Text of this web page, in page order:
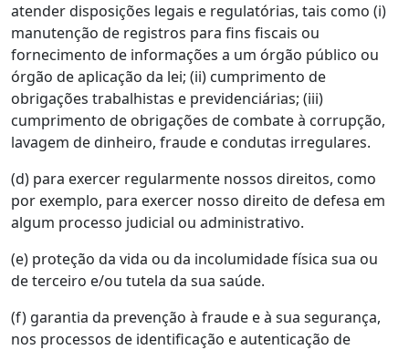
atender disposições legais e regulatórias, tais como (i)
manutenção de registros para fins fiscais ou
fornecimento de informações a um órgão público ou
órgão de aplicação da lei; (ii) cumprimento de
obrigações trabalhistas e previdenciárias; (iii)
cumprimento de obrigações de combate à corrupção,
lavagem de dinheiro, fraude e condutas irregulares.
(d) para exercer regularmente nossos direitos, como
por exemplo, para exercer nosso direito de defesa em
algum processo judicial ou administrativo.
(e) proteção da vida ou da incolumidade física sua ou
de terceiro e/ou tutela da sua saúde.
(f) garantia da prevenção à fraude e à sua segurança,
nos processos de identificação e autenticação de